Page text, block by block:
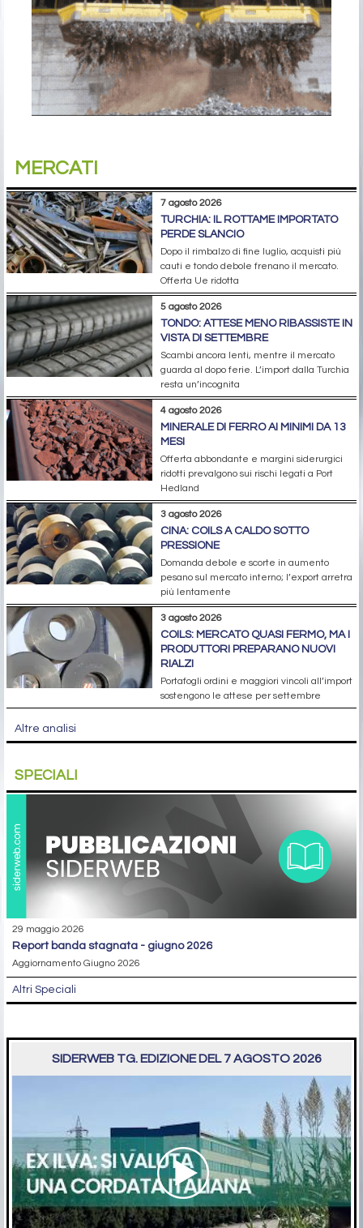
MERCATI
7 agosto 2026
TURCHIA: IL ROTTAME IMPORTATO
PERDE SLANCIO
Dopo il rimbalzo di fine luglio, acquisti più
cauti e tondo debole frenano il mercato.
Offerta Ue ridotta
5 agosto 2026
TONDO: ATTESE MENO RIBASSISTE IN
VISTA DI SETTEMBRE
Scambi ancora lenti, mentre il mercato
guarda al dopo ferie. L’import dalla Turchia
resta un’incognita
4 agosto 2026
MINERALE DI FERRO AI MINIMI DA 13
MESI
Offerta abbondante e margini siderurgici
ridotti prevalgono sui rischi legati a Port
Hedland
3 agosto 2026
CINA: COILS A CALDO SOTTO
PRESSIONE
Domanda debole e scorte in aumento
pesano sul mercato interno; l’export arretra
più lentamente
3 agosto 2026
COILS: MERCATO QUASI FERMO, MA I
PRODUTTORI PREPARANO NUOVI
RIALZI
Portafogli ordini e maggiori vincoli all’import
sostengono le attese per settembre
Altre analisi
SPECIALI
29 maggio 2026
report banda stagnata - giugno 2026
Aggiornamento Giugno 2026
Altri Speciali
SIDERWEB TG. EDIZIONE DEL 7 AGOSTO 2026